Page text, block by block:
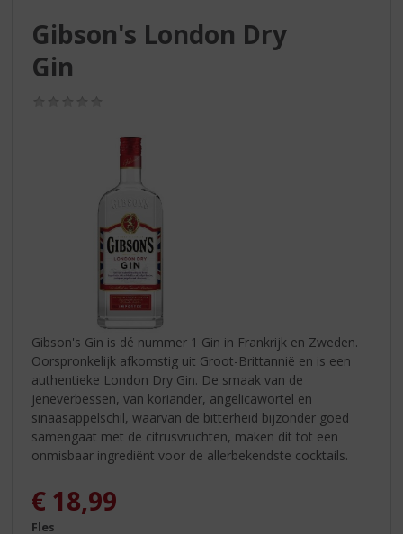
Gibson's London Dry
Gin
Gibson's Gin is dé nummer 1 Gin in Frankrijk en Zweden.
Oorspronkelijk afkomstig uit Groot-Brittannië en is een
authentieke London Dry Gin. De smaak van de
jeneverbessen, van koriander, angelicawortel en
sinaasappelschil, waarvan de bitterheid bijzonder goed
samengaat met de citrusvruchten, maken dit tot een
onmisbaar ingrediënt voor de allerbekendste cocktails.
€ 18,99
Fles